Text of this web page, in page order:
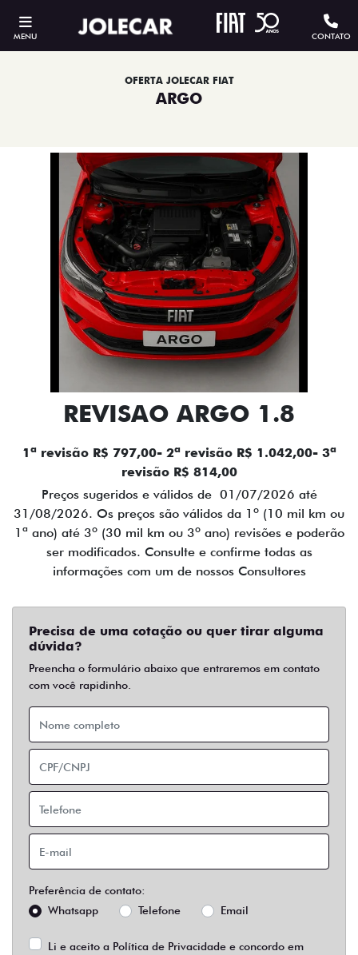
MENU CONTATO
OFERTA JOLECAR FIAT
ARGO
REVISAO ARGO 1.8
1ª revisão R$ 797,00- 2ª revisão R$ 1.042,00- 3ª
revisão R$ 814,00
Preços sugeridos e válidos de 01/07/2026 até
31/08/2026. Os preços são válidos da 1º (10 mil km ou
1ª ano) até 3º (30 mil km ou 3º ano) revisões e poderão
ser modificados. Consulte e confirme todas as
informações com um de nossos Consultores
Precisa de uma cotação ou quer tirar alguma
dúvida?
Preencha o formulário abaixo que entraremos em contato
com você rapidinho.
Preferência de contato:
Whatsapp
Telefone Email
Li e aceito a Política de Privacidade e concordo em